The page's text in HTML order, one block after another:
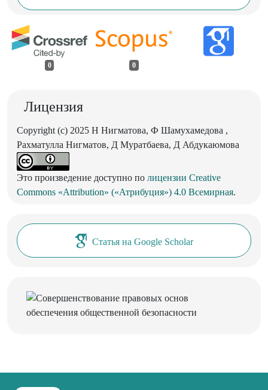
0 0
Лицензия
Copyright (c) 2025 Н Нигматова, Ф Шамухамедова ,
Рахматулла Нигматов, Д Муратбаева, Д Абдукаюмова
Это произведение доступно по лицензии Creative
Commons «Attribution» («Атрибуция») 4.0 Всемирная.
Статья на Google Scholar